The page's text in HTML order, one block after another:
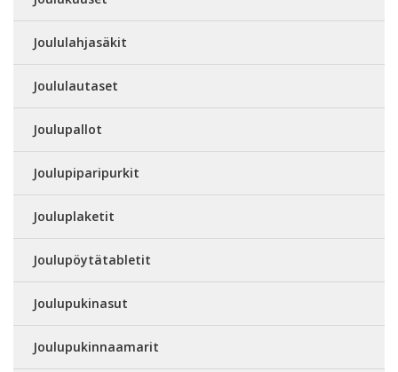
Joululahjasäkit
Joululautaset
Joulupallot
Joulupiparipurkit
Jouluplaketit
Joulupöytätabletit
Joulupukinasut
Joulupukinnaamarit